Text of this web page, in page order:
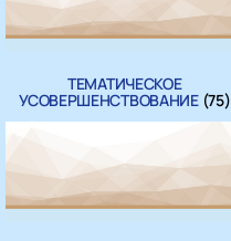
ТЕМАТИЧЕСКОЕ
УСОВЕРШЕНСТВОВАНИЕ (75)